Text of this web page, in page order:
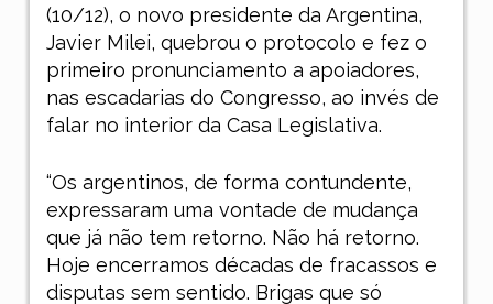
(10/12), o novo presidente da Argentina,
Javier Milei, quebrou o protocolo e fez o
primeiro pronunciamento a apoiadores,
nas escadarias do Congresso, ao invés de
falar no interior da Casa Legislativa.
“Os argentinos, de forma contundente,
expressaram uma vontade de mudança
que já não tem retorno. Não há retorno.
Hoje encerramos décadas de fracassos e
disputas sem sentido. Brigas que só